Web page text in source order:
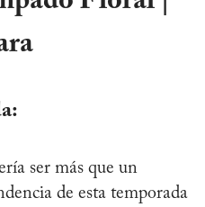
ser más que un
de esta temporada